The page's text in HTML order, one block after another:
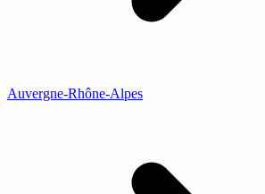
Auvergne-Rhône-Alpes